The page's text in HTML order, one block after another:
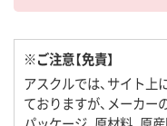
※ご注意【免責】
アスクルでは、サイト
ておりますが、メーカー